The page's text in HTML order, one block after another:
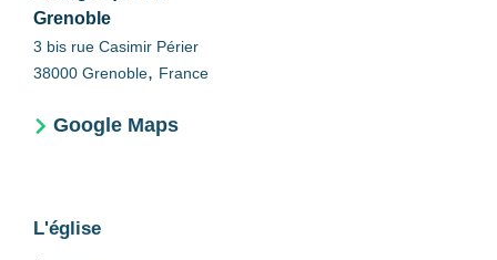
Grenoble
3 bis rue Casimir Périer
38000 Grenoble, France
Google Maps
L'église